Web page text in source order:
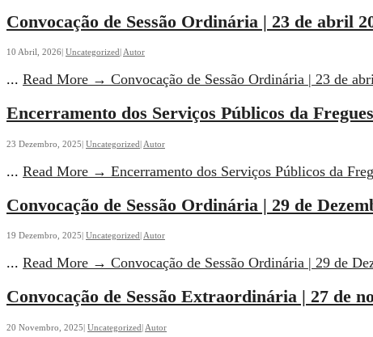
Convocação de Sessão Ordinária | 23 de abril
10 Abril, 2026| Uncategorized| Autor
... Read More → Convocação de Sessão Ordinária | 23 de
Encerramento dos Serviços Públicos da
23 Dezembro, 2025| Uncategorized| Autor
... Read More → Encerramento dos Serviços Públicos da
Convocação de Sessão Ordinária | 29 de
19 Dezembro, 2025| Uncategorized| Autor
... Read More → Convocação de Sessão Ordinária | 29 de
Convocação de Sessão Extraordinária | 27 de
20 Novembro, 2025| Uncategorized| Autor